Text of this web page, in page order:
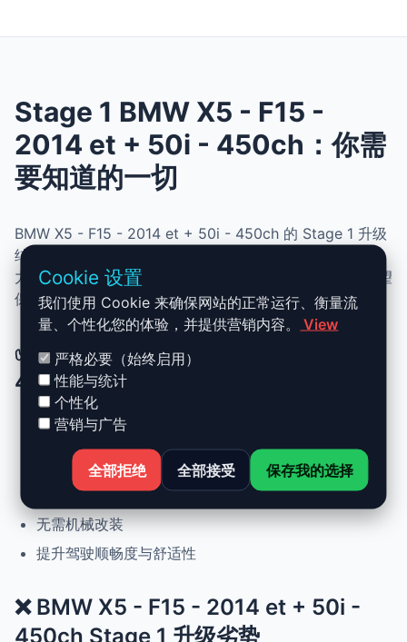
Stage 1 BMW X5 - F15 -
2014 et + 50i - 450ch：你需
要知道的一切
BMW X5 - F15 - 2014 et + 50i - 450ch 的 Stage 1 升级
结合了性能、安全与简便性。无需机械改动，即可提升动
力、扭矩并优化油耗。非常适合追求更灵敏驾驶体验且希望
保持原厂可靠性的车主。
✅ BMW X5 - F15 - 2014 et + 50i -
450ch Stage 1 升级优势
动力提升高达 +30%，扭矩提升 +25%
正常驾驶下优化油耗
可随时恢复原厂设置
无需机械改装
提升驾驶顺畅度与舒适性
❌ BMW X5 - F15 - 2014 et + 50i -
450ch Stage 1 升级劣势
Cookie 设置
我们使用 Cookie 来确保网站的正常运行、衡量流
量、个性化您的体验，并提供营销内容。
View
严格必要（始终启用）
性能与统计
个性化
营销与广告
全部拒绝 全部接受 保存我的选择